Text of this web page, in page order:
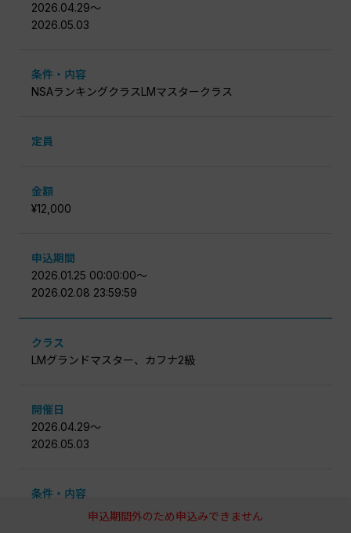
2026.04.29〜
2026.05.03
条件・内容
NSAランキングクラスLMマスタークラス
定員
金額
¥12,000
申込期間
2026.01.25 00:00:00〜
2026.02.08 23:59:59
クラス
LMグランドマスター、カフナ2級
開催日
2026.04.29〜
2026.05.03
条件・内容
NSAランキングクラスLMグランドマスター、カフナクラ
申込期間外のため申込みできません